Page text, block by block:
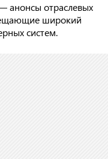
анонсы отраслевых
широкий
систем.